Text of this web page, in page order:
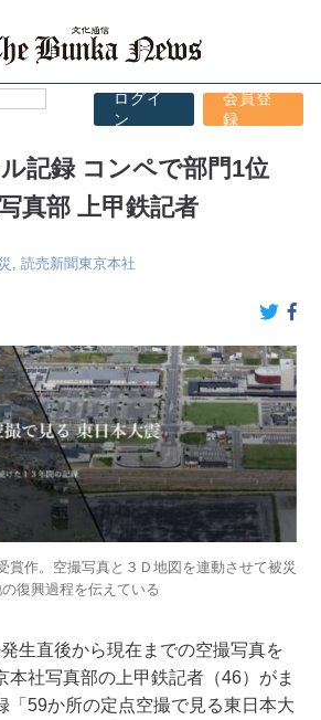
ログイ
ン
会員登
録
記録 コンペで部門1位
真部 上甲鉄記者
,読売新聞東京本社
賞作。空撮写真と３Ｄ地図を連動させて被災
復興過程を伝えている
生直後から現在までの空撮写真を
本社写真部の上甲鉄記者（46）がま
「59か所の定点空撮で見る東日本大